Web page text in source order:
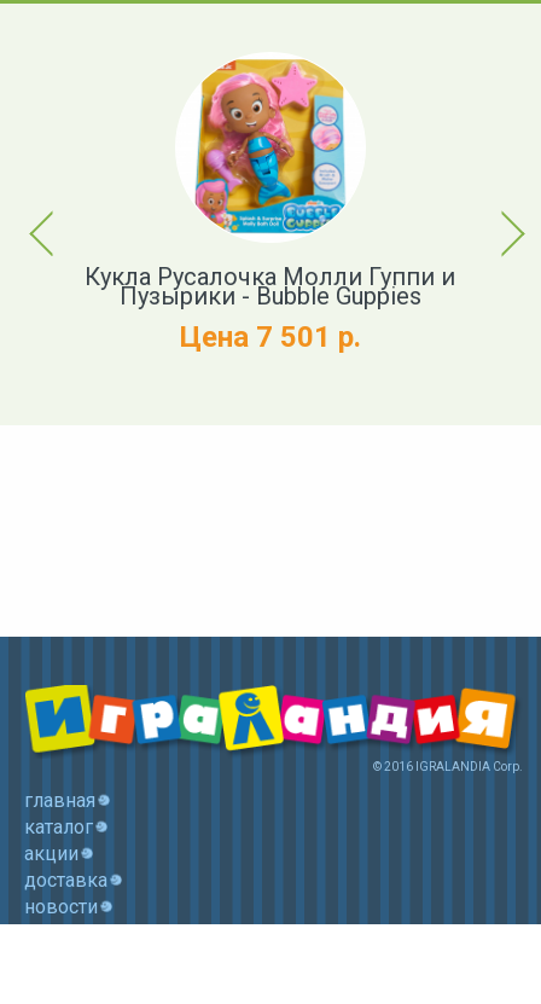
Previous
Кукла Русалочка Молли Гуппи и
Пузырики - Bubble Guppies
Цена 7 501 р.
Next
© 2016 IGRALANDIA Corp.
главная
каталог
акции
доставка
новости